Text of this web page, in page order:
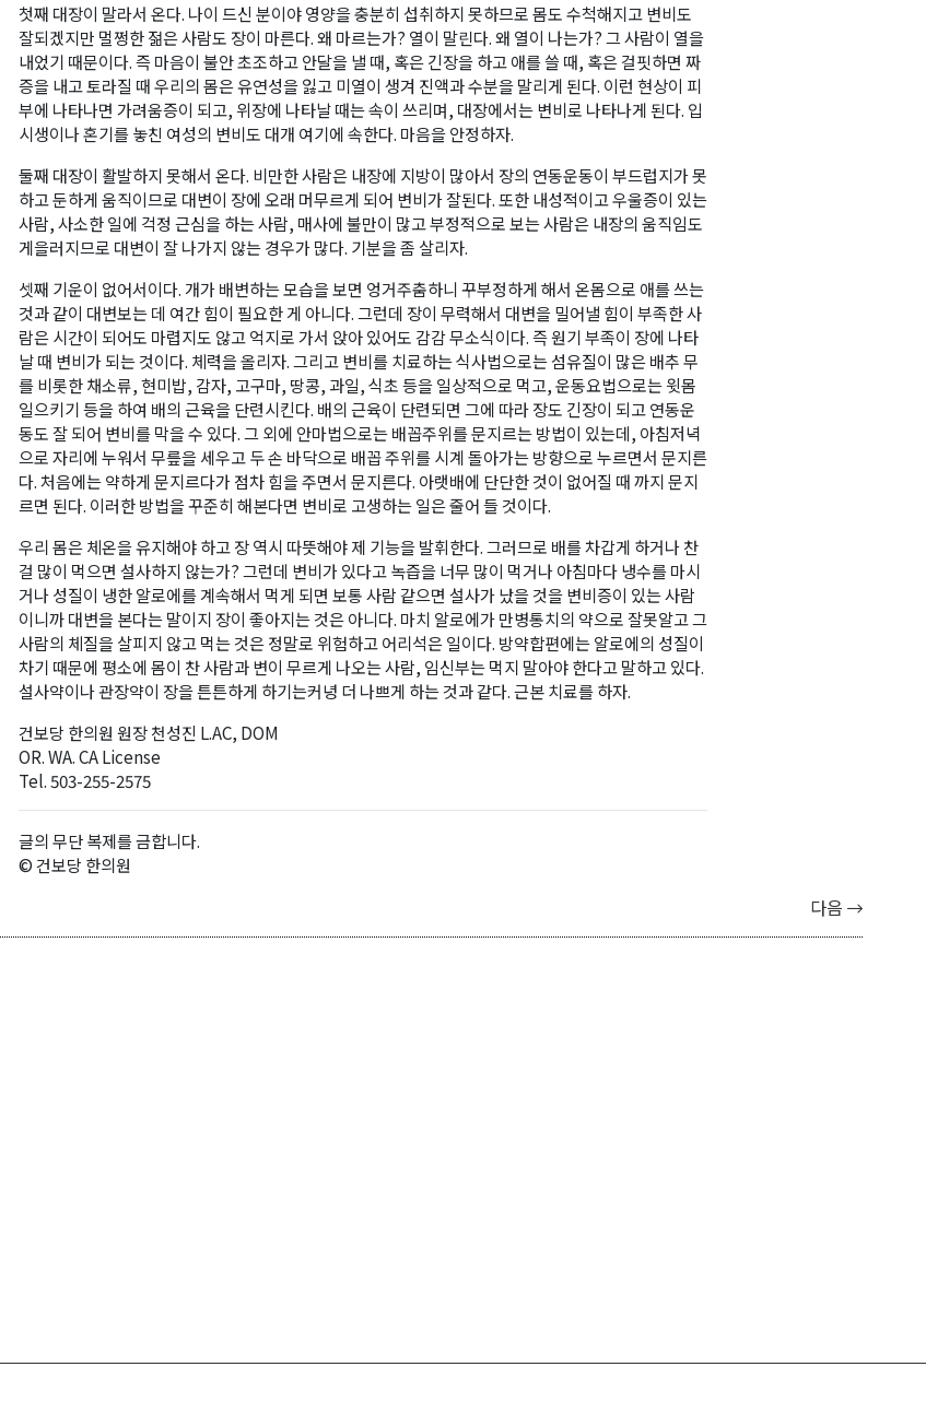
첫째 대장이 말라서 온다. 나이 드신 분이야 영양을 충분히 섭취하지 못하므로 몸도 수척해지고 변비도
잘되겠지만 멀쩡한 젊은 사람도 장이 마른다. 왜 마르는가? 열이 말린다. 왜 열이 나는가? 그 사람이 열을
내었기 때문이다. 즉 마음이 불안 초조하고 안달을 낼 때, 혹은 긴장을 하고 애를 쓸 때, 혹은 걸핏하면 짜
증을 내고 토라질 때 우리의 몸은 유연성을 잃고 미열이 생겨 진액과 수분을 말리게 된다. 이런 현상이 피
부에 나타나면 가려움증이 되고, 위장에 나타날 때는 속이 쓰리며, 대장에서는 변비로 나타나게 된다. 입
시생이나 혼기를 놓친 여성의 변비도 대개 여기에 속한다. 마음을 안정하자.
둘째 대장이 활발하지 못해서 온다. 비만한 사람은 내장에 지방이 많아서 장의 연동운동이 부드럽지가 못
하고 둔하게 움직이므로 대변이 장에 오래 머무르게 되어 변비가 잘된다. 또한 내성적이고 우울증이 있는
사람, 사소한 일에 걱정 근심을 하는 사람, 매사에 불만이 많고 부정적으로 보는 사람은 내장의 움직임도
게을러지므로 대변이 잘 나가지 않는 경우가 많다. 기분을 좀 살리자.
셋째 기운이 없어서이다. 개가 배변하는 모습을 보면 엉거주춤하니 꾸부정하게 해서 온몸으로 애를 쓰는
것과 같이 대변보는 데 여간 힘이 필요한 게 아니다. 그런데 장이 무력해서 대변을 밀어낼 힘이 부족한 사
람은 시간이 되어도 마렵지도 않고 억지로 가서 앉아 있어도 감감 무소식이다. 즉 원기 부족이 장에 나타
날 때 변비가 되는 것이다. 체력을 올리자. 그리고 변비를 치료하는 식사법으로는 섬유질이 많은 배추 무
를 비롯한 채소류, 현미밥, 감자, 고구마, 땅콩, 과일, 식초 등을 일상적으로 먹고, 운동요법으로는 윗몸
일으키기 등을 하여 배의 근육을 단련시킨다. 배의 근육이 단련되면 그에 따라 장도 긴장이 되고 연동운
동도 잘 되어 변비를 막을 수 있다. 그 외에 안마법으로는 배꼽주위를 문지르는 방법이 있는데, 아침저녁
으로 자리에 누워서 무릎을 세우고 두 손 바닥으로 배꼽 주위를 시계 돌아가는 방향으로 누르면서 문지른
다. 처음에는 약하게 문지르다가 점차 힘을 주면서 문지른다. 아랫배에 단단한 것이 없어질 때 까지 문지
르면 된다. 이러한 방법을 꾸준히 해본다면 변비로 고생하는 일은 줄어 들 것이다.
우리 몸은 체온을 유지해야 하고 장 역시 따뜻해야 제 기능을 발휘한다. 그러므로 배를 차갑게 하거나 찬
걸 많이 먹으면 설사하지 않는가? 그런데 변비가 있다고 녹즙을 너무 많이 먹거나 아침마다 냉수를 마시
거나 성질이 냉한 알로에를 계속해서 먹게 되면 보통 사람 같으면 설사가 났을 것을 변비증이 있는 사람
이니까 대변을 본다는 말이지 장이 좋아지는 것은 아니다. 마치 알로에가 만병통치의 약으로 잘못알고 그
사람의 체질을 살피지 않고 먹는 것은 정말로 위험하고 어리석은 일이다. 방약합편에는 알로에의 성질이
차기 때문에 평소에 몸이 찬 사람과 변이 무르게 나오는 사람, 임신부는 먹지 말아야 한다고 말하고 있다.
설사약이나 관장약이 장을 튼튼하게 하기는커녕 더 나쁘게 하는 것과 같다. 근본 치료를 하자.
건보당 한의원 원장 천성진 L.AC, DOM
OR. WA. CA License
Tel. 503-255-2575
글의 무단 복제를 금합니다.
© 건보당 한의원
다음